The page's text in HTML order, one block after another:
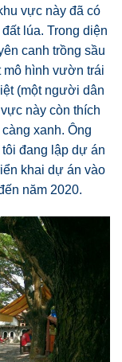
vực này đã có
lúa. Trong diện
canh trồng sầu
mô hình vườn trái
(một người dân
này còn thích
xanh. Ông
đang lập dự án
khai dự án vào
năm 2020.